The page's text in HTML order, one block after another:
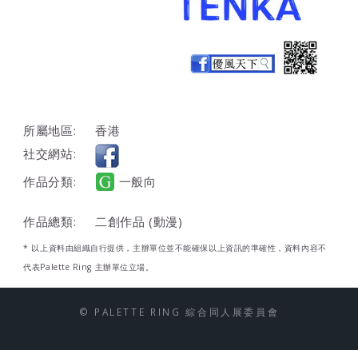
所屬地區:
香港
社交網站:
作品分類:
一般向
作品總類: 二創作品 (動漫)
* 以上資料由組織自行提供，主辦單位並不能確保以上資訊的準確性，資料內容不
代表Palette Ring 主辦單位立場。
© PALETTE RING 綜合同人展委員會